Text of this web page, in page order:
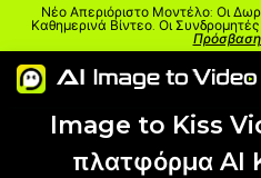
Νέο Απεριόριστο Μοντέλο: Οι
Καθημερινά Βίντεο. Οι
Image to Kiss
πλατφόρμα AI